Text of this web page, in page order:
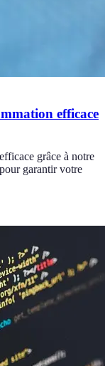
efficace
grâce à notre
garantir votre